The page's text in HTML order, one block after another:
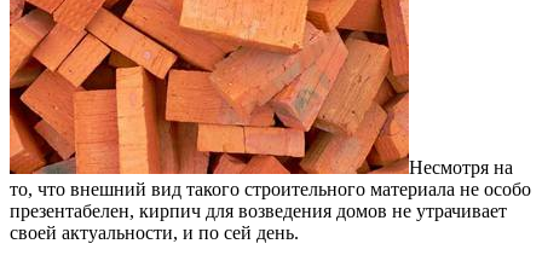
Несмотря на
то, что внешний вид такого строительного материала не особо
презентабелен, кирпич для возведения домов не утрачивает
своей актуальности, и по сей день.